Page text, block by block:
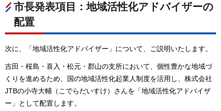
市長発表項目：地域活性化アドバイザーの
配置
次に、「地域活性化アドバイザー」について、ご説明いたします。
吉田・桜島・喜入・松元・郡山の支所において、個性豊かな地域づ
くりを進めるため、国の地域活性化起業人制度を活用し、株式会社
JTBの小寺大輔（こでらだいすけ）さんを「地域活性化アドバイザ
ー」として配置します。